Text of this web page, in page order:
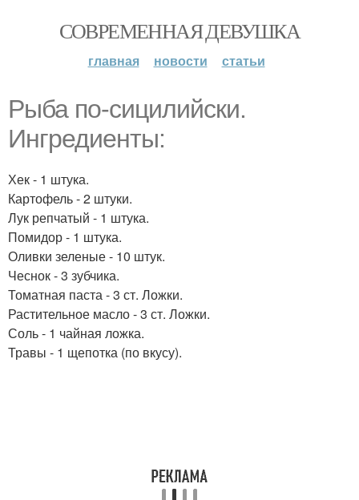
СОВРЕМЕННАЯ ДЕВУШКА
главная новости статьи
Рыба по-сицилийски.
Ингредиенты:
Хек - 1 штука.
Картофель - 2 штуки.
Лук репчатый - 1 штука.
Помидор - 1 штука.
Оливки зеленые - 10 штук.
Чеснок - 3 зубчика.
Томатная паста - 3 ст. Ложки.
Растительное масло - 3 ст. Ложки.
Соль - 1 чайная ложка.
Травы - 1 щепотка (по вкусу).